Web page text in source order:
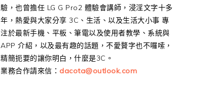
驗，也曾擔任 LG G Pro2 體驗會講師，浸淫文字十多
年，熱愛與大家分享 3C、生活、以及生活大小事 專
注於最新手機、平板、筆電以及使用者教學、系統與
APP 介紹，以及最有趣的話題，不愛贅字也不囉嗦，
精簡扼要的讓你明白，什麼是3C。
業務合作請來信： dacota@outlook.com